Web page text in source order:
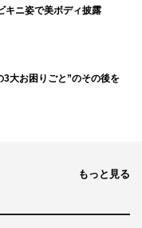
キニ姿で美ボディ披露
大お困りごと”のその後を
もっと見る